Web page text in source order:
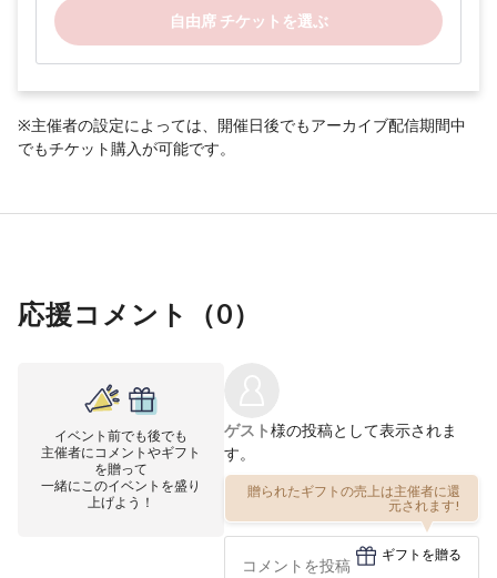
自由席 チケットを選ぶ
※主催者の設定によっては、開催日後でもアーカイブ配信期間中
でもチケット購入が可能です。
応援コメント（0）
イベント前でも後でも
主催者にコメントやギフト
を贈って
一緒にこのイベントを盛り
上げよう！
ゲスト様の投稿として表示されま
す。
贈られたギフトの売上は主催者に還
元されます!
ギフトを贈る